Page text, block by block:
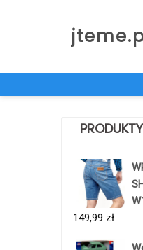
PRODUKTY
149,99 zł